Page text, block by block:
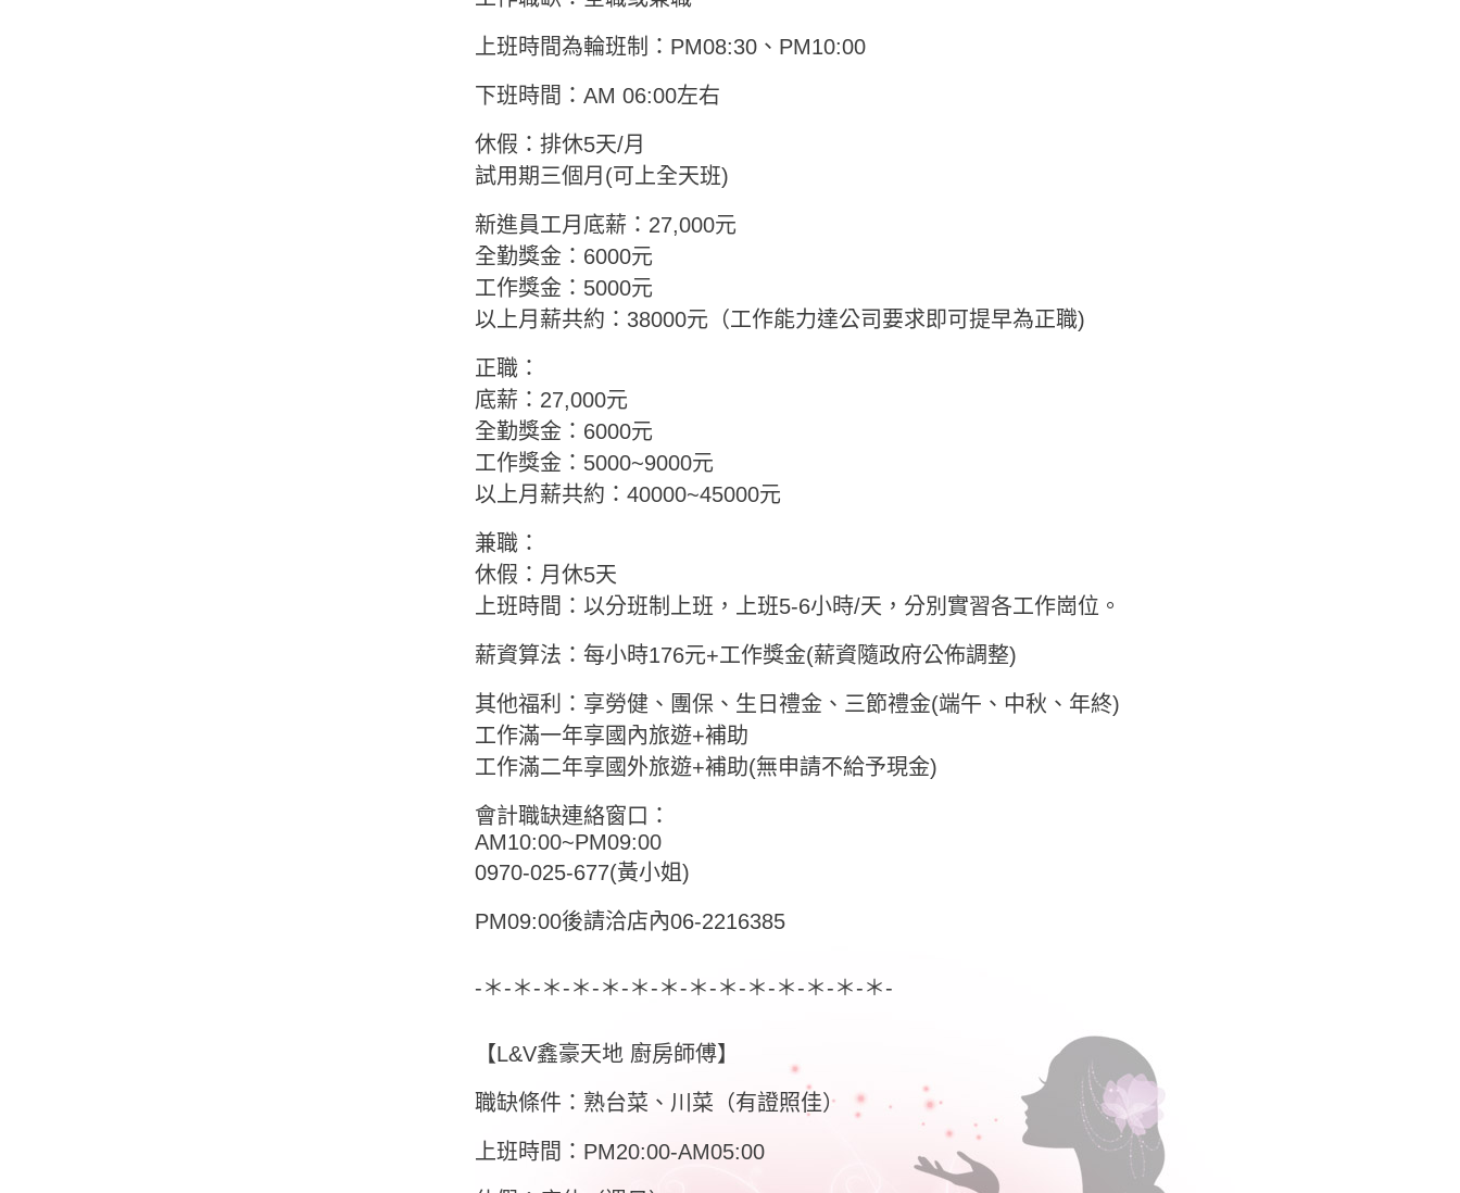
上班時間為輪班制：PM08:30、PM10:00
下班時間：AM 06:00左右
休假：排休5天/月
試用期三個月(可上全天班)
新進員工月底薪：27,000元
全勤獎金：6000元
工作獎金：5000元
以上月薪共約：38000元（工作能力達公司要求即可提早為正職)
正職：
底薪：27,000元
全勤獎金：6000元
工作獎金：5000~9000元
以上月薪共約：40000~45000元
兼職：
休假：月休5天
上班時間：以分班制上班，上班5-6小時/天，分別實習各工作崗位。
薪資算法：每小時176元+工作獎金(薪資隨政府公佈調整)
其他福利：享勞健、團保、生日禮金、三節禮金(端午、中秋、年終)
工作滿一年享國內旅遊+補助
工作滿二年享國外旅遊+補助(無申請不給予現金)
會計職缺連絡窗口：
AM10:00~PM09:00
0970-025-677(黃小姐)
PM09:00後請洽店內06-2216385
-＊-＊-＊-＊-＊-＊-＊-＊-＊-＊-＊-＊-＊-＊-
【L&V鑫豪天地 廚房師傅】
職缺條件：熟台菜、川菜（有證照佳）
上班時間：PM20:00-AM05:00